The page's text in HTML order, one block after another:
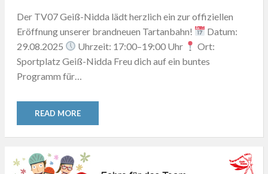
Der TV07 Geiß-Nidda lädt herzlich ein zur offiziellen
Eröffnung unserer brandneuen Tartanbahn!
Datum:
29.08.2025
Uhrzeit: 17:00–19:00 Uhr
Ort:
Sportplatz Geiß-Nidda Freu dich auf ein buntes
Programm für…
READ MORE